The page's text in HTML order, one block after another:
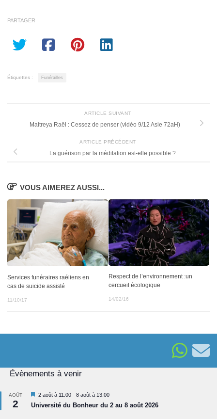
PARTAGER
Étiquettes : Funérailles
ARTICLE SUIVANT
Maitreya Raël : Cessez de penser (vidéo 9/12 Asie 72aH)
ARTICLE PRÉCÉDENT
La guérison par la méditation est-elle possible ?
VOUS AIMEREZ AUSSI...
Services funéraires raéliens en
cas de suicide assisté
11/10/17
Respect de l’environnement :un
cercueil écologique
14/02/16
Évènements à venir
AOÛT
2
Mis
en
avant
2 août à 11:00 - 8 août à 13:00
Université du Bonheur du 2 au 8 août 2026